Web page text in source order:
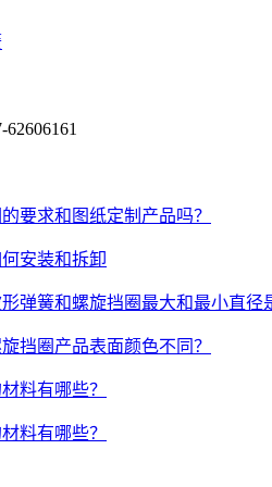
要求和图纸定制产品吗？
安装和拆卸
弹簧和螺旋挡圈最大和最小直径
挡圈产品表面颜色不同？
料有哪些？
料有哪些？